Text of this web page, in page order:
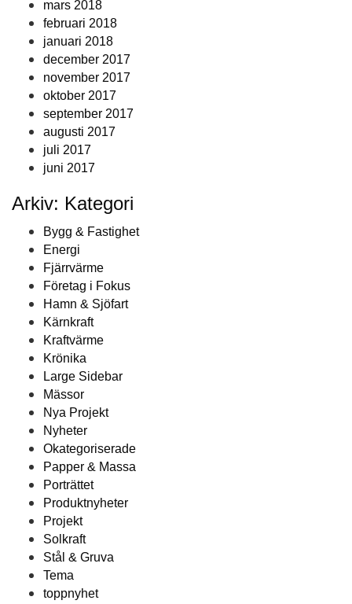
mars 2018
februari 2018
januari 2018
december 2017
november 2017
oktober 2017
september 2017
augusti 2017
juli 2017
juni 2017
Arkiv: Kategori
Bygg & Fastighet
Energi
Fjärrvärme
Företag i Fokus
Hamn & Sjöfart
Kärnkraft
Kraftvärme
Krönika
Large Sidebar
Mässor
Nya Projekt
Nyheter
Okategoriserade
Papper & Massa
Porträttet
Produktnyheter
Projekt
Solkraft
Stål & Gruva
Tema
toppnyhet